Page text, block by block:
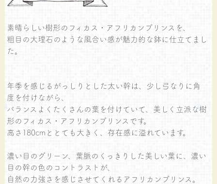
素晴らしい樹形のフィカス・アフリカンプリンスを、
粗目の大理石のような風合い感が魅力的な鉢に仕立てまし
た。
年季を感じるがっしりとした太い幹は、少し弓なりに角
度を付けながら、
バランスよくたくさんの葉を付けていて、美しく立派な樹
形のフィカス・アフリカンプリンスです。
高さ180cmととても大きく、存在感に溢れています。
濃い目のグリーン、葉脈のくっきりした美しい葉に、濃い
目の幹の色のコントラストが、
自然の力強さを感じさせてくれるアフリカンプリンス。